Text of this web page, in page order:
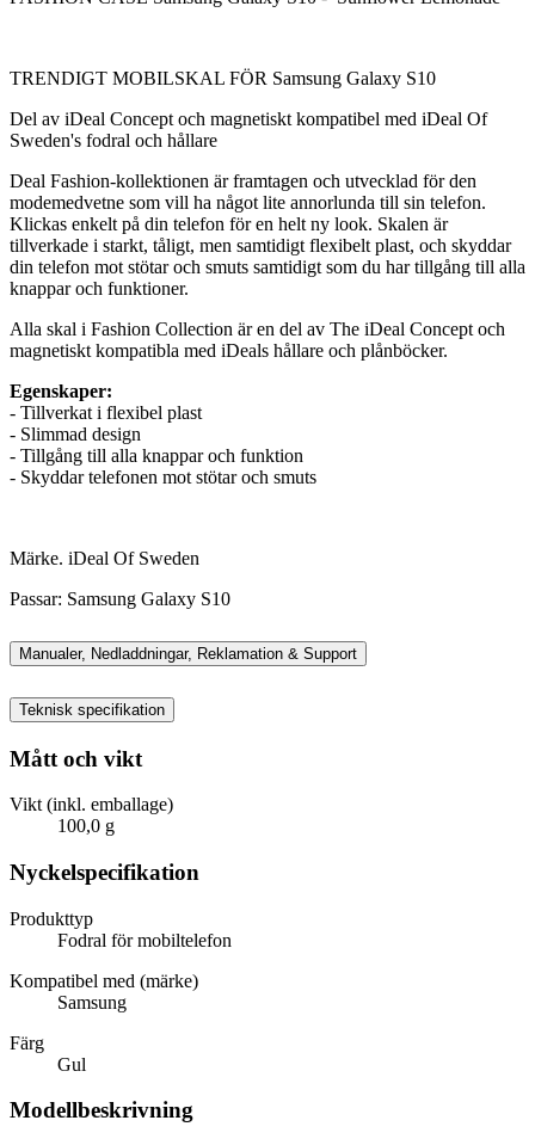
TRENDIGT MOBILSKAL FÖR Samsung Galaxy S10
Del av iDeal Concept och magnetiskt kompatibel med iDeal Of
Sweden's fodral och hållare
Deal Fashion-kollektionen är framtagen och utvecklad för den
modemedvetne som vill ha något lite annorlunda till sin telefon.
Klickas enkelt på din telefon för en helt ny look. Skalen är
tillverkade i starkt, tåligt, men samtidigt flexibelt plast, och skyddar
din telefon mot stötar och smuts samtidigt som du har tillgång till alla
knappar och funktioner.
Alla skal i Fashion Collection är en del av The iDeal Concept och
magnetiskt kompatibla med iDeals hållare och plånböcker.
Egenskaper:
- Tillverkat i flexibel plast
- Slimmad design
- Tillgång till alla knappar och funktion
- Skyddar telefonen mot stötar och smuts
Märke. iDeal Of Sweden
Passar: Samsung Galaxy S10
Manualer, Nedladdningar, Reklamation & Support
Teknisk specifikation
Mått och vikt
Vikt (inkl. emballage)
100,0 g
Nyckelspecifikation
Produkttyp
Fodral för mobiltelefon
Kompatibel med (märke)
Samsung
Färg
Gul
Modellbeskrivning